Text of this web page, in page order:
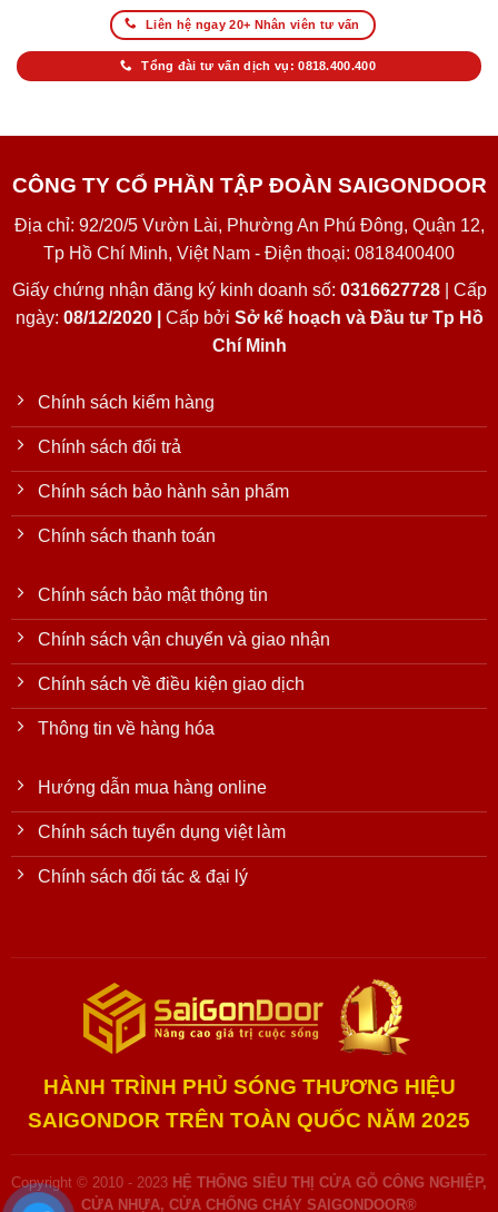
Liên hệ ngay 20+ Nhân viên tư vấn
Tổng đài tư vấn dịch vụ: 0818.400.400
CÔNG TY CỔ PHẦN TẬP ĐOÀN SAIGONDOOR
Địa chỉ: 92/20/5 Vườn Lài, Phường An Phú Đông, Quận 12,
Tp Hồ Chí Minh, Việt Nam - Điện thoại: 0818400400
Giấy chứng nhận đăng ký kinh doanh số: 0316627728| Cấp
ngày: 08/12/2020 | Cấp bởi Sở kế hoạch và Đầu tư Tp Hồ
Chí Minh
Chính sách kiểm hàng
Chính sách đổi trả
Chính sách bảo hành sản phẩm
Chính sách thanh toán
Chính sách bảo mật thông tin
Chính sách vận chuyển và giao nhận
Chính sách về điều kiện giao dịch
Thông tin về hàng hóa
Hướng dẫn mua hàng online
Chính sách tuyển dụng việt làm
Chính sách đối tác & đại lý
HÀNH TRÌNH PHỦ SÓNG THƯƠNG HIỆU
SAIGONDOR TRÊN TOÀN QUỐC NĂM 2025
Copyright © 2010 - 2023 HỆ THỐNG SIÊU THỊ CỬA GỖ CÔNG NGHIỆP,
CỬA NHỰA, CỬA CHỐNG CHÁY SAIGONDOOR®